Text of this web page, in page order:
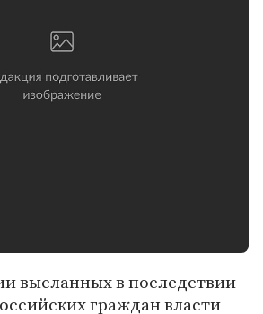
высланных в последствии
граждан власти